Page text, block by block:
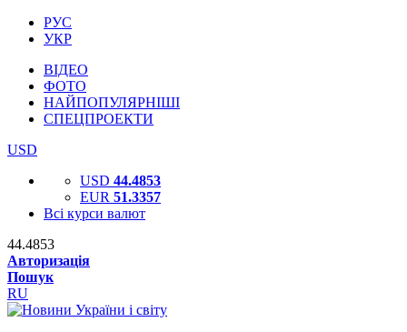
РУС
УКР
ВІДЕО
ФОТО
НАЙПОПУЛЯРНІШІ
СПЕЦПРОЕКТИ
USD
USD 44.4853
EUR 51.3357
Всі курси валют
44.4853
Авторизація
Пошук
RU